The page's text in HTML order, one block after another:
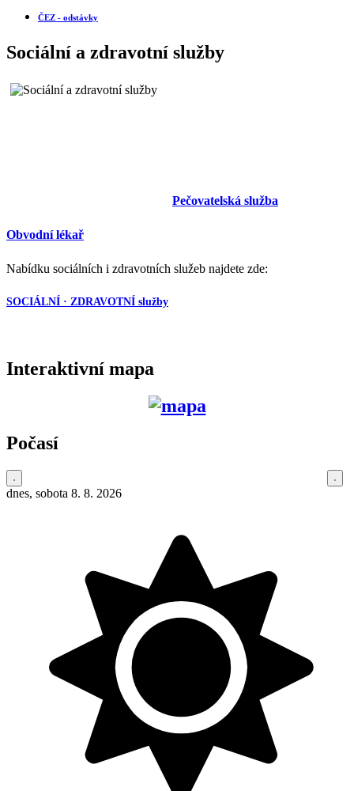
ČEZ - odstávky
Sociální a zdravotní služby
Pečovatelská služba
Obvodní lékař
Nabídku sociálních i zdravotních služeb najdete zde:
SOCIÁLNÍ · ZDRAVOTNÍ služby
Interaktivní mapa
Počasí
dnes, sobota 8. 8. 2026